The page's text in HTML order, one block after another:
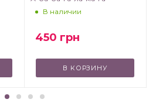
В наличии
450 грн
В КОРЗИНУ